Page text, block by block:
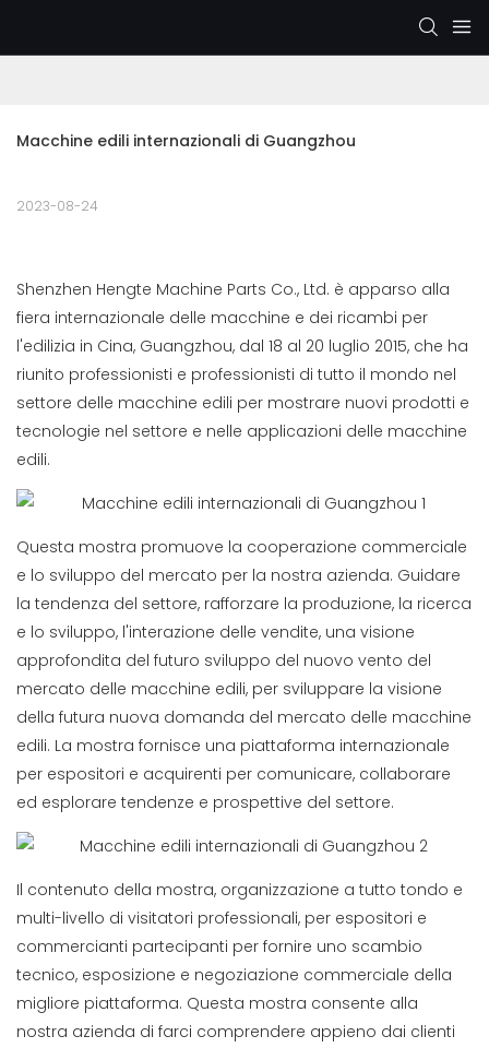
Macchine edili internazionali di Guangzhou
2023-08-24
Shenzhen Hengte Machine Parts Co., Ltd. è apparso alla
fiera internazionale delle macchine e dei ricambi per
l'edilizia in Cina, Guangzhou, dal 18 al 20 luglio 2015, che ha
riunito professionisti e professionisti di tutto il mondo nel
settore delle macchine edili per mostrare nuovi prodotti e
tecnologie nel settore e nelle applicazioni delle macchine
edili.
Questa mostra promuove la cooperazione commerciale
e lo sviluppo del mercato per la nostra azienda. Guidare
la tendenza del settore, rafforzare la produzione, la ricerca
e lo sviluppo, l'interazione delle vendite, una visione
approfondita del futuro sviluppo del nuovo vento del
mercato delle macchine edili, per sviluppare la visione
della futura nuova domanda del mercato delle macchine
edili. La mostra fornisce una piattaforma internazionale
per espositori e acquirenti per comunicare, collaborare
ed esplorare tendenze e prospettive del settore.
Il contenuto della mostra, organizzazione a tutto tondo e
multi-livello di visitatori professionali, per espositori e
commercianti partecipanti per fornire uno scambio
tecnico, esposizione e negoziazione commerciale della
migliore piattaforma. Questa mostra consente alla
nostra azienda di farci comprendere appieno dai clienti